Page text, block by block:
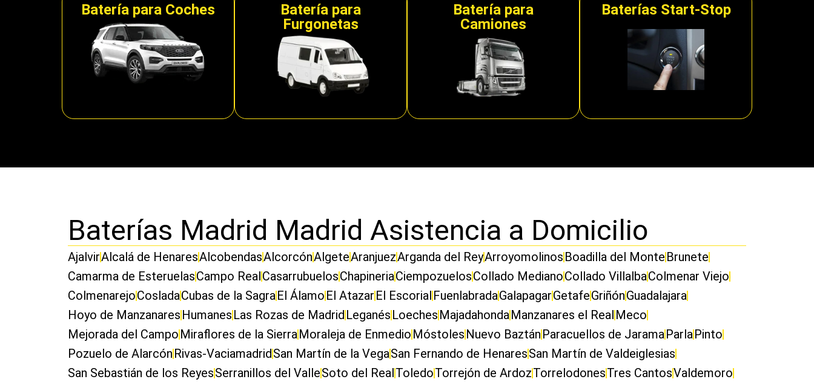
Batería para Coches
Batería para
Furgonetas
Batería para
Camiones
Baterías Start-Stop
Baterías Madrid Madrid Asistencia a Domicilio
AjalvirAlcalá de HenaresAlcobendasAlcorcónAlgeteAranjuezArganda del ReyArroyomolinos Boadilla del Monte Brunete
Camarma de EsteruelasCampo RealCasarrubuelosChapineriaCiempozuelosCollado MedianoCollado VillalbaColmenar Viejo
ColmenarejoCosladaCubas de la SagraEl Álamo El Atazar El Escorial FuenlabradaGalapagarGetafeGriñónGuadalajara
Hoyo de Manzanares Humanes Las Rozas de Madrid Leganés Loeches MajadahondaManzanares el Real Meco
Mejorada del Campo Miraflores de la SierraMoraleja de Enmedio Móstoles Nuevo Baztán Paracuellos de JaramaParlaPinto
Pozuelo de Alarcón Rivas-VaciamadridSan Martín de la VegaSan Fernando de HenaresSan Martín de Valdeiglesias
San Sebastián de los ReyesSerranillos del ValleSoto del RealToledoTorrejón de ArdozTorrelodonesTres CantosValdemoro